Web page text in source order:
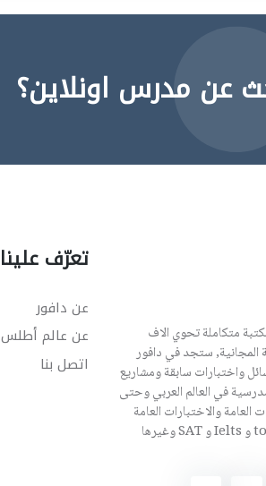
عن مدرس اونلاين؟
متكاملة تحوي الاف
المجانية, ستجد في دافور
واختبارات سابقة ومشاريع
في العالم العربي وحتى
والاختبارات العامة
العالمية كال toefl و Ielts و SAT وغيرها
تعرّف علينا
عن دافور
عن عالم أطلس
اتصل بنا